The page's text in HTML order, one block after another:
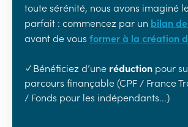
toute sérénité, nous avons imaginé
parfait : commencez par un bilan
avant de vous former à la création
✓ Bénéficiez d’une réduction pour
parcours finançable (CPF / France
/ Fonds pour les indépendants...)